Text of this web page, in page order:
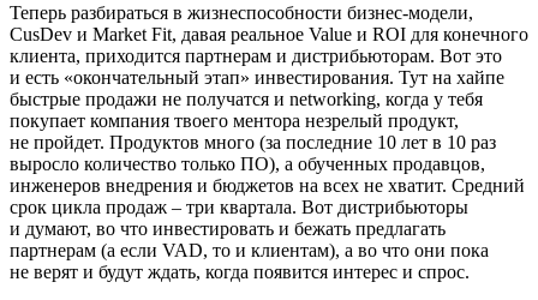
Теперь разбираться в жизнеспособности бизнес-модели,
CusDev и Market Fit, давая реальное Value и ROI для конечного
клиента, приходится партнерам и дистрибьюторам. Вот это
и есть «окончательный этап» инвестирования. Тут на хайпе
быстрые продажи не получатся и networking, когда у тебя
покупает компания твоего ментора незрелый продукт,
не пройдет. Продуктов много (за последние 10 лет в 10 раз
выросло количество только ПО), а обученных продавцов,
инженеров внедрения и бюджетов на всех не хватит. Средний
срок цикла продаж – три квартала. Вот дистрибьюторы
и думают, во что инвестировать и бежать предлагать
партнерам (а если VAD, то и клиентам), а во что они пока
не верят и будут ждать, когда появится интерес и спрос.